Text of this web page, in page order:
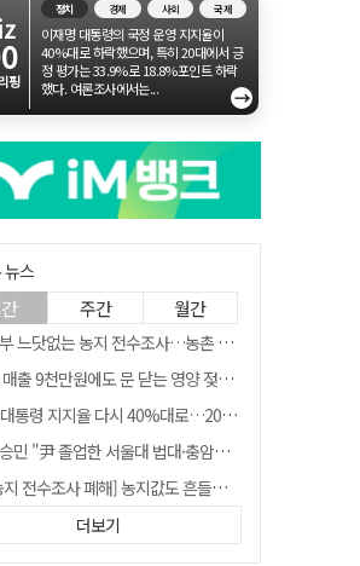
핑
정치 경제 사회 국제
이재명 대통령의 국정 운영 지지율이
40%대로 하락했으며, 특히 20대에서 긍
정 평가는 33.9%로 18.8%포인트 하락
했다. 여론조사에서는...
→
뉴스
주간 월간
느닷없는 농지 전수조사…농촌 들쑤시는 '경자유전'의 칼날
출 9천만원에도 문 닫는 영양 젖소농장… "일할 사람이 없어"
통령 지지율 다시 40%대로…20대는 18.8%p 급락
"尹 졸업한 서울대 법대·충암고도 없애야"…李 육사 통합 직격
수조사 폐해] 농지값도 흔들리나…"도지 막히면 헐값 매물 나올 수도"
지 전수조사 폐해] '쌀 받고 논 내 준' 도지농 이제 어쩌나?
더보기